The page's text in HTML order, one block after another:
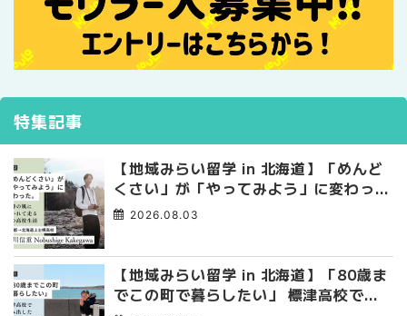
特集記事
【地域みらい留学 in 北海道】「めんど
くさい」が「やってみよう」に変わっ
た。 十勝の風に吹かれて走る、僕の泥
2026.08.03
【地域みらい留学 in 北海道】「80歳ま
でこの町で暮らしたい」 標津高校で踏